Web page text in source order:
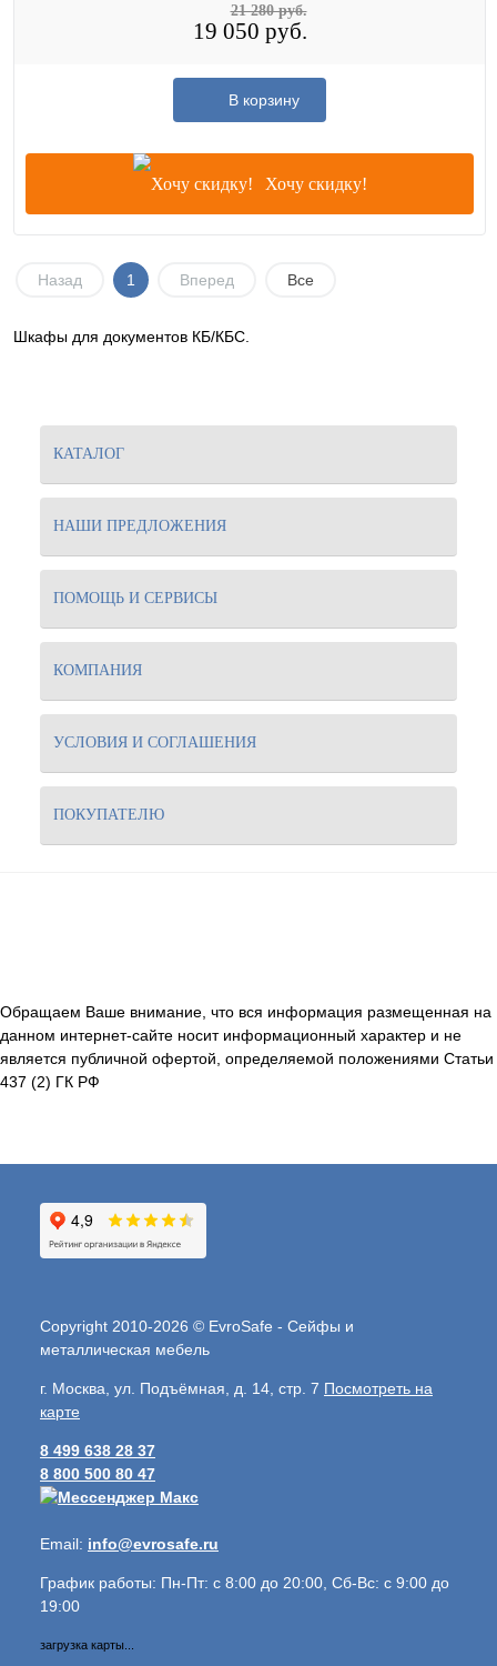
19 050 руб.
21 280 руб.
В корзину
Хочу скидку!
Назад 1 Вперед Все
Шкафы для документов КБ/КБС.
КАТАЛОГ
НАШИ ПРЕДЛОЖЕНИЯ
ПОМОЩЬ И СЕРВИСЫ
КОМПАНИЯ
УСЛОВИЯ И СОГЛАШЕНИЯ
ПОКУПАТЕЛЮ
Обращаем Ваше внимание, что вся информация размещенная на
данном интернет-сайте носит информационный характер и не
является публичной офертой, определяемой положениями Статьи
437 (2) ГК РФ
Copyright 2010-2026 © EvroSafe - Сейфы и
металлическая мебель
г. Москва, ул. Подъёмная, д. 14, стр. 7 Посмотреть на
карте
8 499 638 28 37
8 800 500 80 47
Email: info@evrosafe.ru
График работы: Пн-Пт: с 8:00 до 20:00, Сб-Вс: с 9:00 до
19:00
загрузка карты...